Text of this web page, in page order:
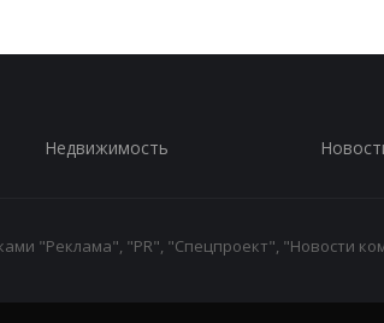
Недвижимость
"Реклама", "PR", "Спецпроект", "Новости